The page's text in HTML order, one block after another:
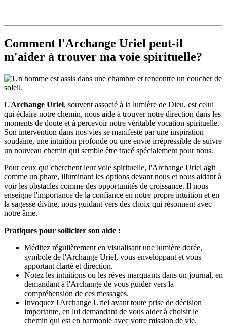
Comment l'Archange Uriel peut-il
m'aider à trouver ma voie spirituelle?
L'Archange Uriel, souvent associé à la lumière de Dieu, est celui
qui éclaire notre chemin, nous aide à trouver notre direction dans les
moments de doute et à percevoir notre véritable vocation spirituelle.
Son intervention dans nos vies se manifeste par une inspiration
soudaine, une intuition profonde ou une envie irrépressible de suivre
un nouveau chemin qui semble être tracé spécialement pour nous.
Pour ceux qui cherchent leur voie spirituelle, l'Archange Uriel agit
comme un phare, illuminant les options devant nous et nous aidant à
voir les obstacles comme des opportunités de croissance. Il nous
enseigne l'importance de la confiance en notre propre intuition et en
la sagesse divine, nous guidant vers des choix qui résonnent avec
notre âme.
Pratiques pour solliciter son aide :
Méditez régulièrement en visualisant une lumière dorée,
symbole de l'Archange Uriel, vous enveloppant et vous
apportant clarté et direction.
Notez les intuitions ou les rêves marquants dans un journal, en
demandant à l'Archange de vous guider vers la
compréhension de ces messages.
Invoquez l'Archange Uriel avant toute prise de décision
importante, en lui demandant de vous aider à choisir le
chemin qui est en harmonie avec votre mission de vie.